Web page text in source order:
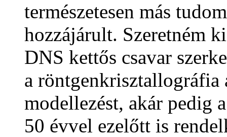
természetesen más
hozzájárult. Szeretném
DNS kettős csavar
a röntgenkrisztallográfia
modellezést, akár pedig
50 évvel ezelőtt is